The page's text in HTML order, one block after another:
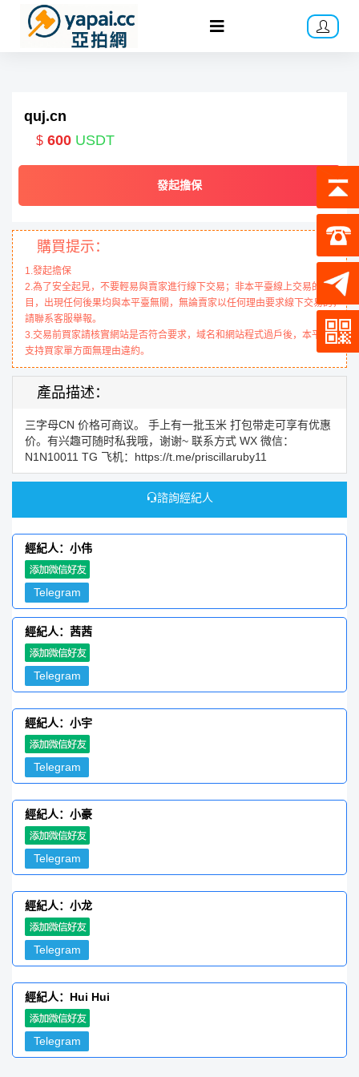
quj.cn
$ 600 USDT
發起擔保
購買提示：
1.發起擔保
2.為了安全起見，不要輕易與賣家進行線下交易；非本平臺線上交易的項
目，出現任何後果均與本平臺無關，無論賣家以任何理由要求線下交易的，
請聯系客服舉報。
3.交易前買家請核實網站是否符合要求，域名和網站程式過戶後，本平臺不
支持買家單方面無理由違約。
產品描述：
三字母CN 价格可商议。 手上有一批玉米 打包带走可享有优惠
价。有兴趣可随时私我哦，谢谢~ 联系方式 WX 微信：
N1N10011 TG 飞机：https://t.me/priscillaruby11
諮詢經紀人
經紀人：小伟
Telegram
經紀人：茜茜
Telegram
經紀人：小宇
Telegram
經紀人：小豪
Telegram
經紀人：小龙
Telegram
經紀人：Hui Hui
Telegram